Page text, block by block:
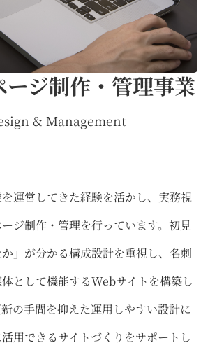
ージ制作・管理事業
& Management
運営してきた経験を活かし、実務視
ジ制作・管理を行っています。初見
」が分かる構成設計を重視し、名刺
として機能するWebサイトを構築し
の手間を抑えた運用しやすい設計に
用できるサイトづくりをサポートし